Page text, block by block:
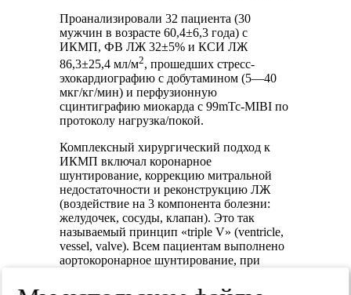
Проанализировали 32 пациента (30
мужчин в возрасте 60,4±6,3 года) с
ИКМП, ФВ ЛЖ 32±5% и КСИ ЛЖ
86,3±25,4 мл/м2, прошедших стресс-
эхокардиографию с добутамином (5—40
мкг/кг/мин) и перфузионную
сцинтиграфию миокарда с 99mTc-MIBI по
протоколу нагрузка/покой.
Комплексный хирургический подход к
ИКМП включал коронарное
шунтирование, коррекцию митральной
недостаточности и реконструкцию ЛЖ
(воздействие на 3 компонента болезни:
желудочек, сосуды, клапан). Это так
называемый принцип «triple V» (ventricle,
vessel, valve). Всем пациентам выполнено
аортокоронарное шунтирование, при
реконструкцией ЛЖ (34%) и